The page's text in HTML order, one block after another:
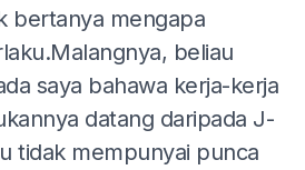
bertanya mengapa
beliau
saya bahawa kerja-kerja
datang daripada J-
tidak mempunyai punca